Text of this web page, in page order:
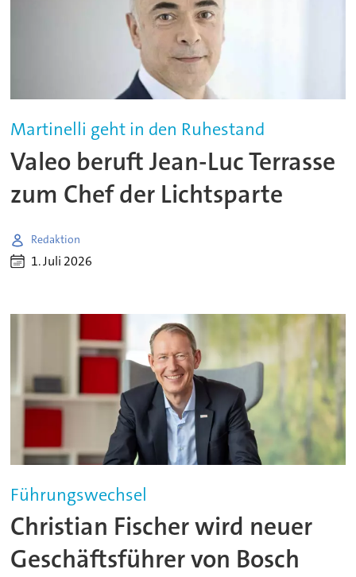
Martinelli geht in den Ruhestand
Valeo beruft Jean-Luc Terrasse
zum Chef der Lichtsparte
Redaktion
1. Juli 2026
Führungswechsel
Christian Fischer wird neuer
Geschäftsführer von Bosch